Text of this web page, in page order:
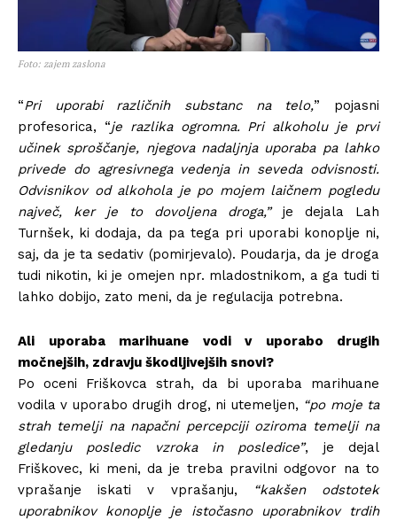
Foto: zajem zaslona
“Pri uporabi različnih substanc na telo,” pojasni
profesorica, “je razlika ogromna. Pri alkoholu je prvi
učinek sproščanje, njegova nadaljnja uporaba pa lahko
privede do agresivnega vedenja in seveda odvisnosti.
Odvisnikov od alkohola je po mojem laičnem pogledu
največ, ker je to dovoljena droga,” je dejala Lah
Turnšek, ki dodaja, da pa tega pri uporabi konoplje ni,
saj, da je ta sedativ (pomirjevalo). Poudarja, da je droga
tudi nikotin, ki je omejen npr. mladostnikom, a ga tudi ti
lahko dobijo, zato meni, da je regulacija potrebna.
Ali uporaba marihuane vodi v uporabo drugih
močnejših, zdravju škodljivejših snovi?
Po oceni Friškovca strah, da bi uporaba marihuane
vodila v uporabo drugih drog, ni utemeljen, “po moje ta
strah temelji na napačni percepciji oziroma temelji na
gledanju posledic vzroka in posledice”, je dejal
Friškovec, ki meni, da je treba pravilni odgovor na to
vprašanje iskati v vprašanju,
“kakšen odstotek
uporabnikov konoplje je istočasno uporabnikov trdih